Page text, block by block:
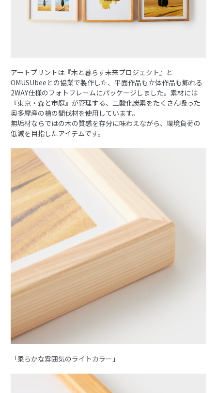
アートプリントは『木と暮らす未来プロジェクト』と
OMUSUbeeとの協業で製作した、平面作品も立体作品も飾れる
2WAY仕様のフォトフレームにパッケージしました。素材には
『東京・森と市庭』が管理する、二酸化炭素をたくさん吸った
奥多摩産の檜の間伐材を使用しています。
無垢材ならではの木の質感を存分に味わえながら、環境負荷の
低減を目指したアイテムです。
「柔らかな雰囲気のライトカラー」